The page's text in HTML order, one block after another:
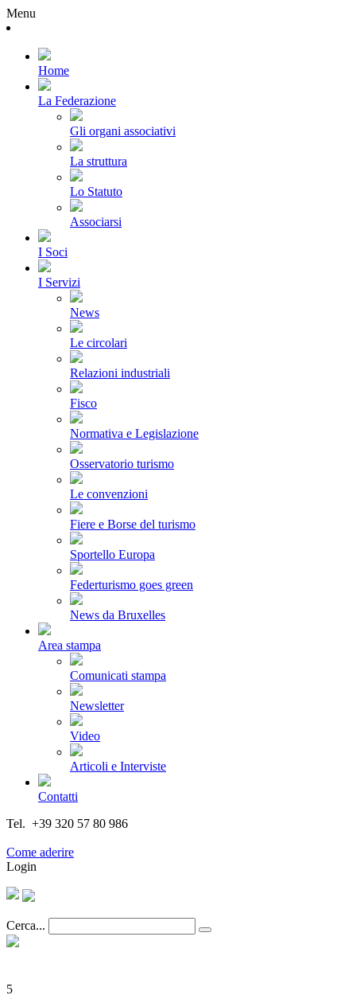
Menu
Home
La Federazione
Gli organi associativi
La struttura
Lo Statuto
Associarsi
I Soci
I Servizi
News
Le circolari
Relazioni industriali
Fisco
Normativa e Legislazione
Osservatorio turismo
Le convenzioni
Fiere e Borse del turismo
Sportello Europa
Federturismo goes green
News da Bruxelles
Area stampa
Comunicati stampa
Newsletter
Video
Articoli e Interviste
Contatti
Tel. +39 320 57 80 986
Come aderire
Login
Cerca...
5